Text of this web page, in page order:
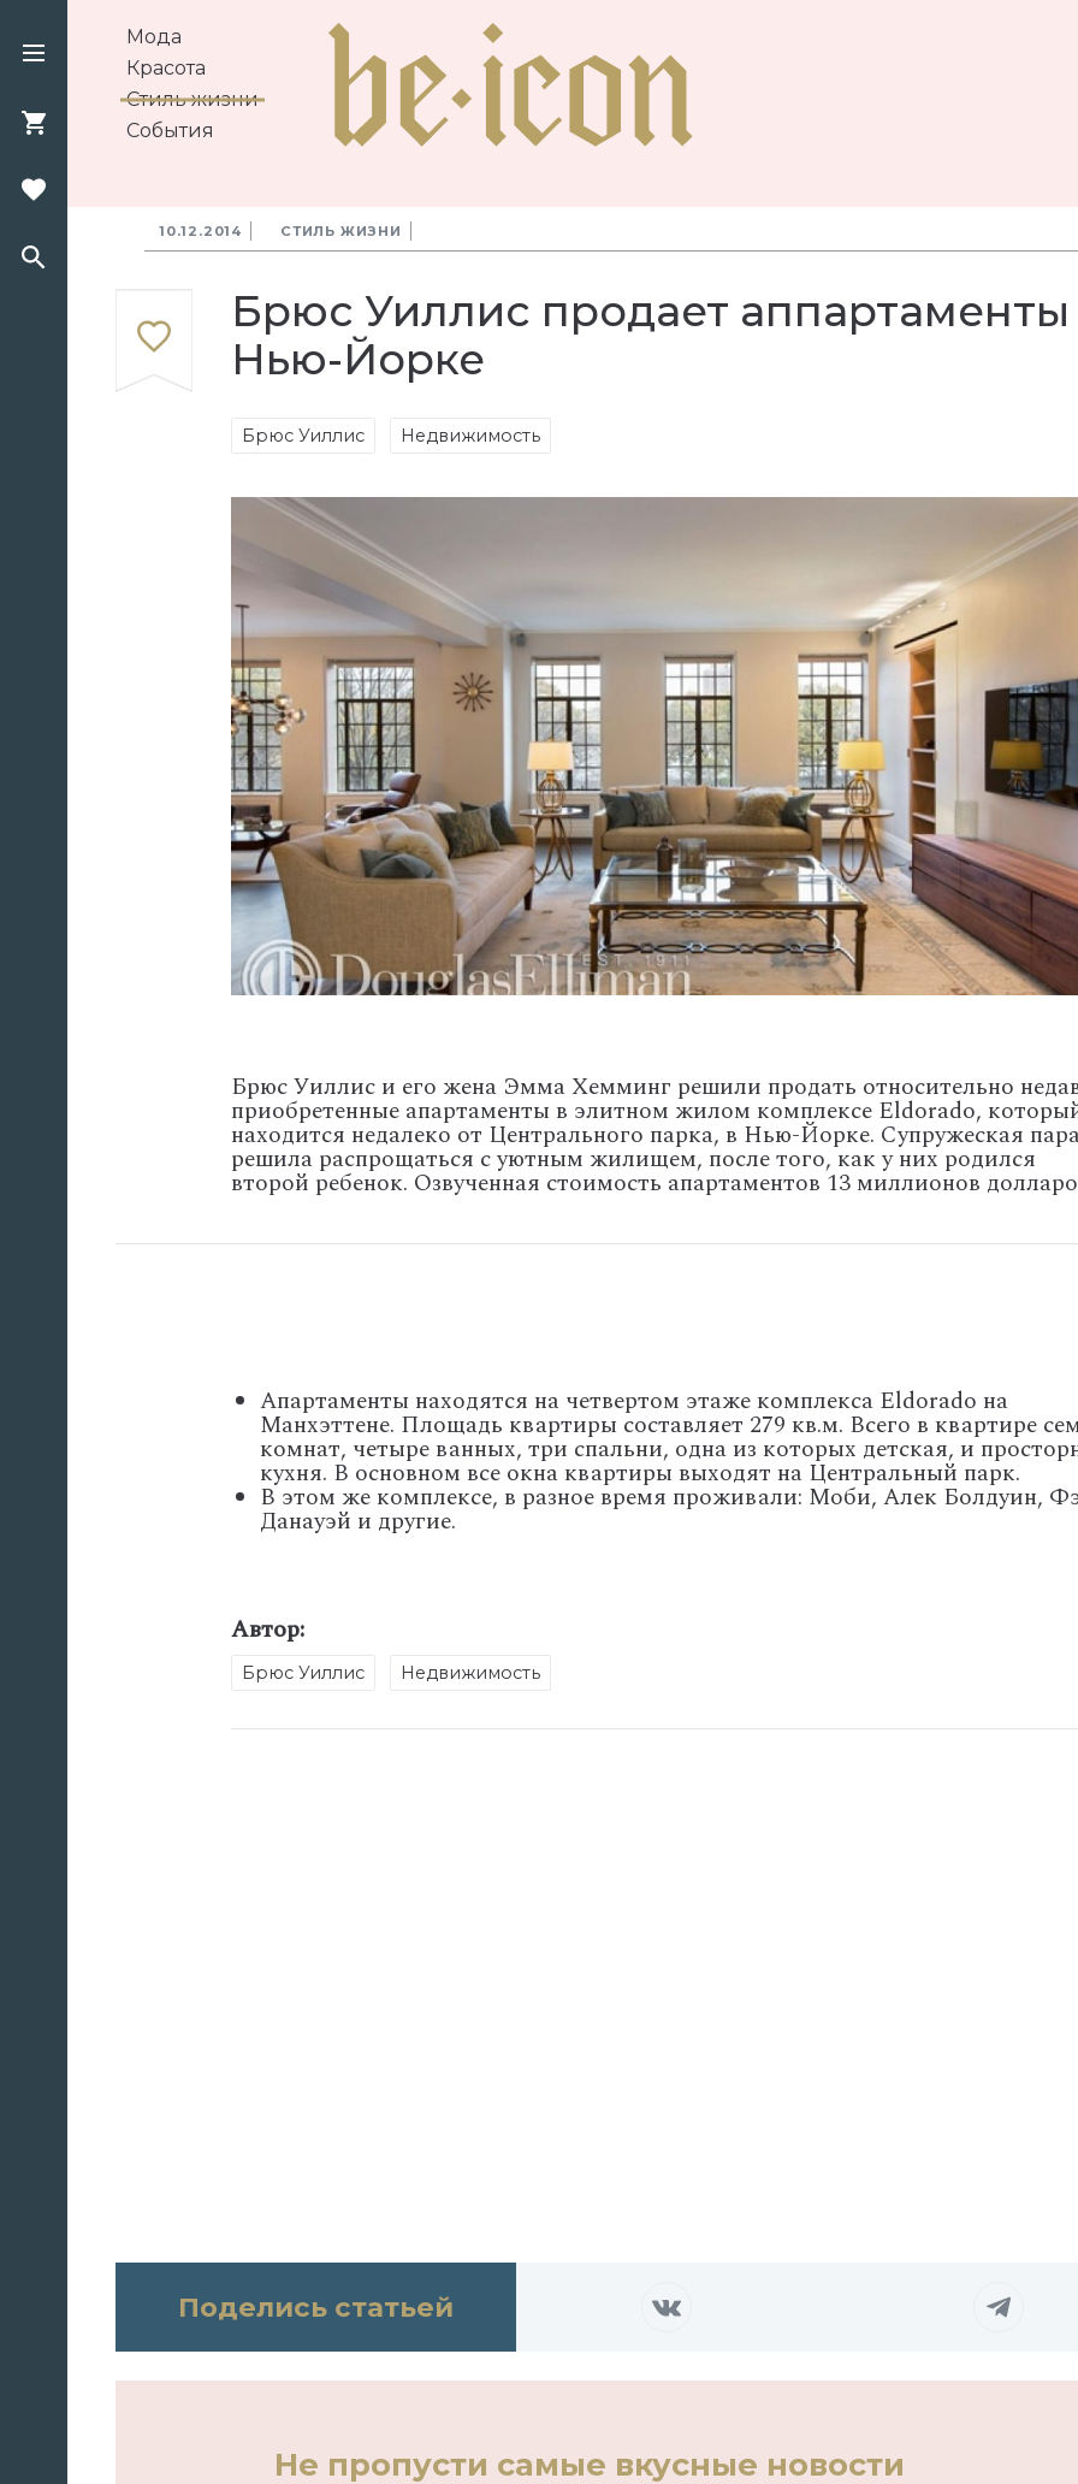
Мода
Красота
Стиль жизни
События
10.12.2014 СТИЛЬ ЖИЗНИ
Брюс Уиллис продает аппартаменты
Нью-Йорке
Брюс Уиллис Недвижимость
Брюс Уиллис и его жена Эмма Хемминг решили продать относительно
приобретенные апартаменты в элитном жилом комплексе Eldorado,
находится недалеко от Центрального парка, в Нью-Йорке. Супружеская
решила распрощаться с уютным жилищем, после того, как у них родился
второй ребенок. Озвученная стоимость апартаментов 13 миллионов
Апартаменты находятся на четвертом этаже комплекса Eldorado на
Манхэттене. Площадь квартиры составляет 279 кв.м. Всего в квартире
комнат, четыре ванных, три спальни, одна из которых детская, и
кухня. В основном все окна квартиры выходят на Центральный парк.
В этом же комплексе, в разное время проживали: Моби, Алек Болдуин,
Данауэй и другие.
Автор:
Брюс Уиллис Недвижимость
Поделись статьей
Не пропусти самые вкусные новости